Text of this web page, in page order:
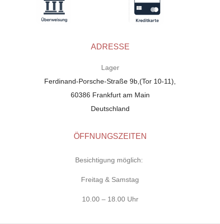
ADRESSE
Lager
Ferdinand-Porsche-Straße 9b,(Tor 10-11),
60386 Frankfurt am Main
Deutschland
ÖFFNUNGSZEITEN
Besichtigung möglich:
Freitag & Samstag
10.00 – 18.00 Uhr